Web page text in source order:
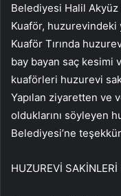
Belediyesi Halil
Kuaför, huzurevindeki
Kuaför Tırında
bay bayan saç kesimi
kuaförleri huzurevi
Yapılan ziyaretten ve
olduklarını söyleyen
Belediyesi’ne
HUZUREVİ